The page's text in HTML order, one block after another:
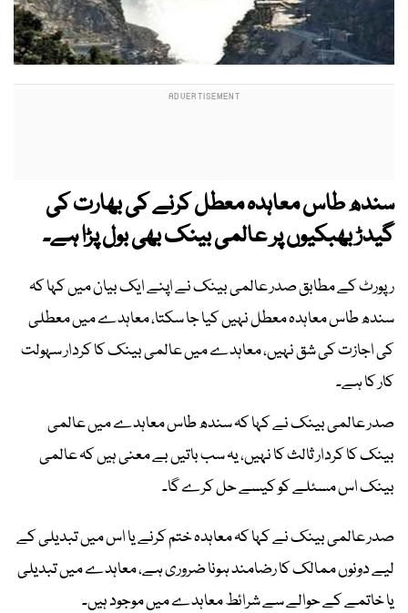
سندھ طاس معاہدہ معطل کرنے کی بھارت کی
گیدڑ بھبکیوں پر عالمی بینک بھی بول پڑا ہے۔
رپورٹ کے مطابق صدر عالمی بینک نے اپنے ایک بیان میں کہا کہ
سندھ طاس معاہدہ معطل نہیں کیا جا سکتا، معاہدے میں معطلی
کی اجازت کی شق نہیں، معاہدے میں عالمی بینک کا کردار سہولت
کار کا ہے۔
صدر عالمی بینک نے کہا کہ سندھ طاس معاہدے میں عالمی
بینک کا کردار ثالث کا نہیں، یہ سب باتیں بے معنی ہیں کہ عالمی
بینک اس مسئلے کو کیسے حل کرے گا۔
صدر عالمی بینک نے کہا کہ معاہدہ ختم کرنے یا اس میں تبدیلی کے
لیے دونوں ممالک کا رضامند ہونا ضروری ہے، معاہدے میں تبدیلی
یا خاتمے کے حوالے سے شرائط معاہدے میں موجود ہیں۔